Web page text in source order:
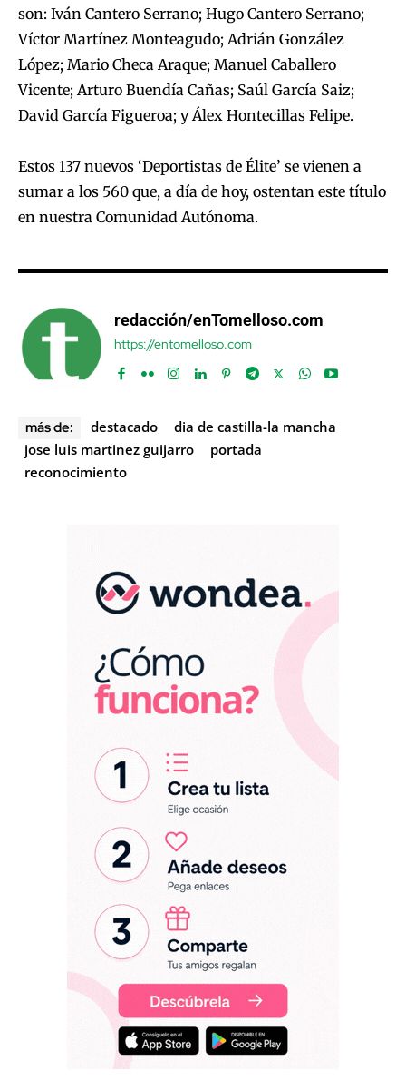
son: Iván Cantero Serrano; Hugo Cantero Serrano;
Víctor Martínez Monteagudo; Adrián González
López; Mario Checa Araque; Manuel Caballero
Vicente; Arturo Buendía Cañas; Saúl García Saiz;
David García Figueroa; y Álex Hontecillas Felipe.
Estos 137 nuevos ‘Deportistas de Élite’ se vienen a
sumar a los 560 que, a día de hoy, ostentan este título
en nuestra Comunidad Autónoma.
redacción/enTomelloso.com
https://entomelloso.com
más de: destacado
dia de castilla-la mancha
jose luis martinez guijarro
portada
reconocimiento